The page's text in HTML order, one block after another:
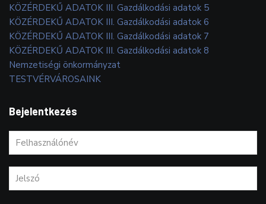
KÖZÉRDEKŰ ADATOK III. Gazdálkodási adatok 5
KÖZÉRDEKŰ ADATOK III. Gazdálkodási adatok 6
KÖZÉRDEKŰ ADATOK III. Gazdálkodási adatok 7
KÖZÉRDEKŰ ADATOK III. Gazdálkodási adatok 8
Nemzetiségi önkormányzat
TESTVÉRVÁROSAINK
Bejelentkezés